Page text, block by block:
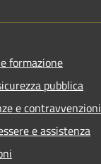
formazione
pubblica
e contravvenzioni
e assistenza